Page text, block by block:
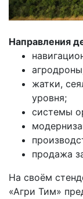
Направления
жатки,
уровня;
системы
продажа
На своём
«Агри Тим»